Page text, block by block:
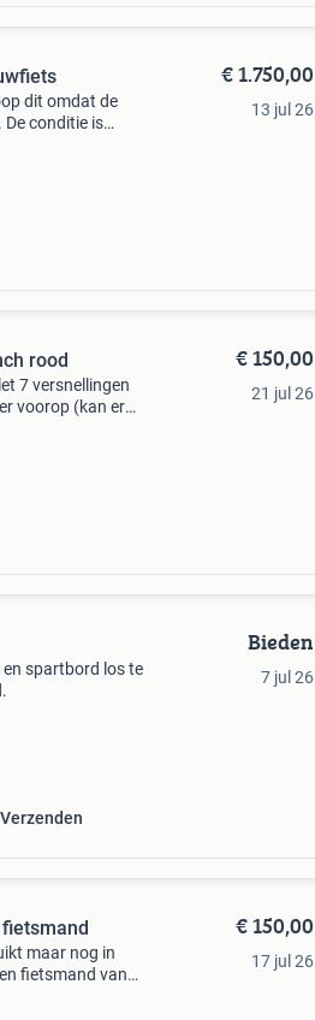
dit omdat de
conditie is
€ 1.750,00
13 jul 26
rood
7 versnellingen
voorop (kan er
€ 150,00
21 jul 26
spartbord los te
Bieden
7 jul 26
maar nog in
fietsmand van
€ 150,00
17 jul 26